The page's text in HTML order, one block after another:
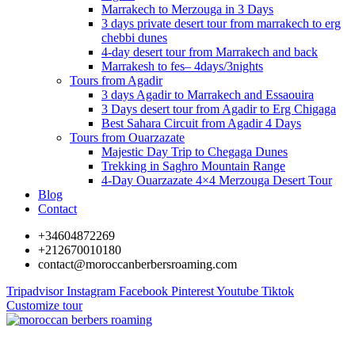
Marrakech to Merzouga in 3 Days
3 days private desert tour from marrakech to erg
chebbi dunes
4-day desert tour from Marrakech and back
Marrakesh to fes– 4days/3nights
Tours from Agadir
3 days Agadir to Marrakech and Essaouira
3 Days desert tour from Agadir to Erg Chigaga
Best Sahara Circuit from Agadir 4 Days
Tours from Ouarzazate
Majestic Day Trip to Chegaga Dunes
Trekking in Saghro Mountain Range
4-Day Ouarzazate 4×4 Merzouga Desert Tour
Blog
Contact
+34604872269
+212670010180
contact@moroccanberbersroaming.com
Tripadvisor Instagram Facebook PinterestYoutube Tiktok
Customize tour